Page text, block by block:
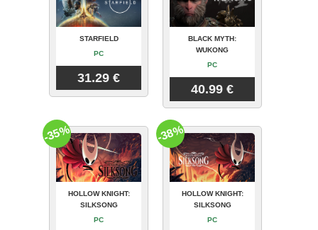
STARFIELD
PC
31.29 €
BLACK MYTH:
WUKONG
PC
40.99 €
HOLLOW KNIGHT:
SILKSONG
PC
-35%
HOLLOW KNIGHT:
SILKSONG
PC
-38%